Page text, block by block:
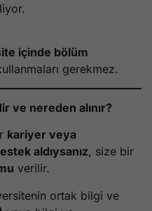
içinde bölüm
gerekmez.
ve nereden alınır?
kariyer veya
aldıysanız, size bir
verilir.
ortak bilgi ve